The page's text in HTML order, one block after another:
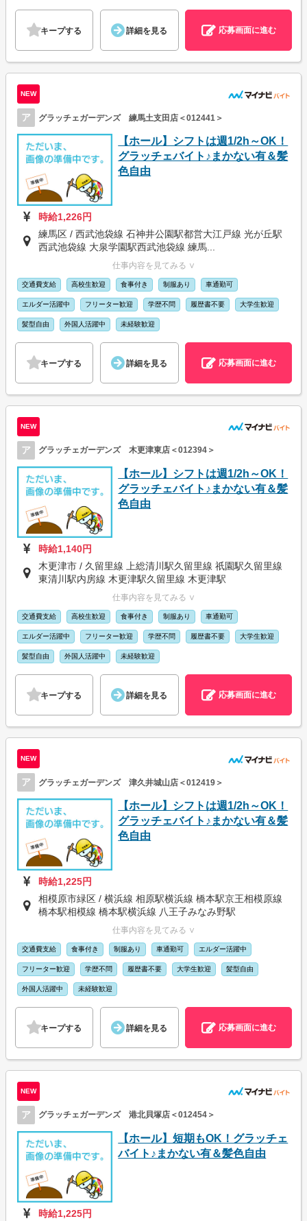
キープする 詳細を見る 応募画面に進む
NEW
ア グラッチェガーデンズ 練馬土支田店＜012441＞
【ホール】シフトは週1/2h～OK！
グラッチェバイト♪まかない有＆髪
色自由
時給1,226円
練馬区 / 西武池袋線 石神井公園駅都営大江戸線 光が丘駅
西武池袋線 大泉学園駅西武池袋線 練馬...
仕事内容を見てみる ∨
交通費支給 高校生歓迎 食事付き 制服あり 車通勤可
エルダー活躍中 フリーター歓迎 学歴不問 履歴書不要 大学生歓迎
髪型自由 外国人活躍中 未経験歓迎
キープする 詳細を見る 応募画面に進む
NEW
ア グラッチェガーデンズ 木更津東店＜012394＞
【ホール】シフトは週1/2h～OK！
グラッチェバイト♪まかない有＆髪
色自由
時給1,140円
木更津市 / 久留里線 上総清川駅久留里線 祇園駅久留里線
東清川駅内房線 木更津駅久留里線 木更津駅
仕事内容を見てみる ∨
交通費支給 高校生歓迎 食事付き 制服あり 車通勤可
エルダー活躍中 フリーター歓迎 学歴不問 履歴書不要 大学生歓迎
髪型自由 外国人活躍中 未経験歓迎
キープする 詳細を見る 応募画面に進む
NEW
ア グラッチェガーデンズ 津久井城山店＜012419＞
【ホール】シフトは週1/2h～OK！
グラッチェバイト♪まかない有＆髪
色自由
時給1,225円
相模原市緑区 / 横浜線 相原駅横浜線 橋本駅京王相模原線
橋本駅相模線 橋本駅横浜線 八王子みなみ野駅
仕事内容を見てみる ∨
交通費支給 食事付き 制服あり 車通勤可 エルダー活躍中
フリーター歓迎 学歴不問 履歴書不要 大学生歓迎 髪型自由
外国人活躍中 未経験歓迎
キープする 詳細を見る 応募画面に進む
NEW
ア グラッチェガーデンズ 港北貝塚店＜012454＞
【ホール】短期もOK！グラッチェ
バイト♪まかない有＆髪色自由
時給1,225円